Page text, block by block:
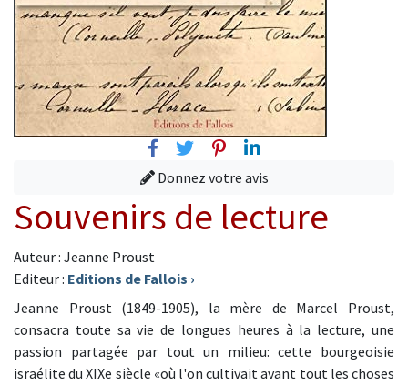
FacebookTwitterPinterest
Linkedin
Donnez votre avis
Souvenirs de lecture
Auteur : Jeanne Proust
Editeur : Editions de Fallois ›
Jeanne Proust (1849-1905), la mère de Marcel Proust,
consacra toute sa vie de longues heures à la lecture, une
passion partagée par tout un milieu: cette bourgeoisie
israélite du XIXe siècle «où l'on cultivait avant tout les choses